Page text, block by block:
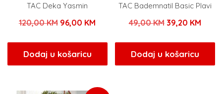
TAC Deka Yasmin
120,00KM Izvorna
bila
je:
96,00 KMTrenutna
96,00 KM.
Dodaj u košaricu
TAC Bademnatil Basic Plavi
49,00KM Izvorna
bila
je:
39,20 KM
Dodaj u košaricu